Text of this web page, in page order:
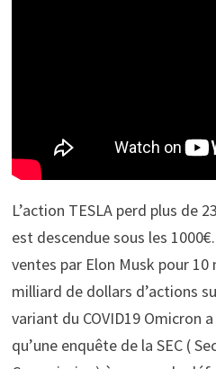
L’action TESLA perd plus de
est descendue sous les
ventes par Elon Musk pour
milliard de dollars d’actions
variant du COVID19 Omicron
qu’une enquête de la SEC (